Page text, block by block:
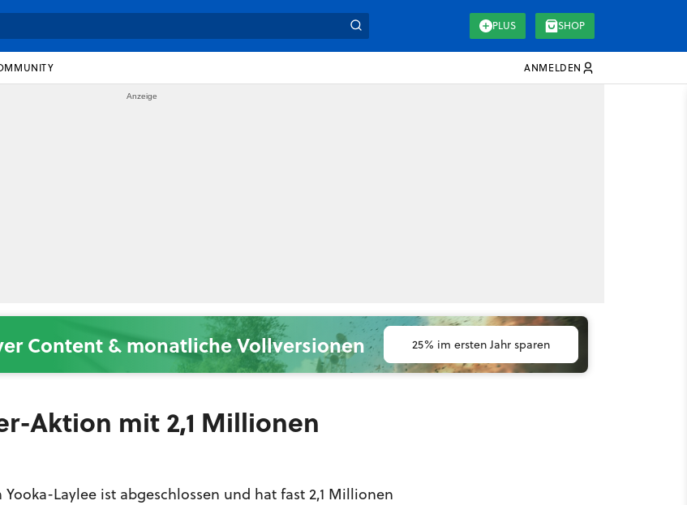
PLUS SHOP
ANMELDEN
Content & monatliche Vollversionen 25% im ersten Jahr sparen
Aktion mit 2,1 Millionen
Laylee ist abgeschlossen und hat fast 2,1 Millionen